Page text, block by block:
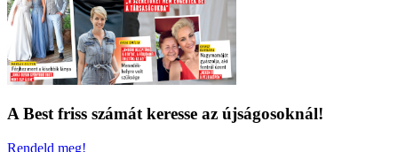
A Best friss számát keresse az újságosoknál!
Rendeld meg!